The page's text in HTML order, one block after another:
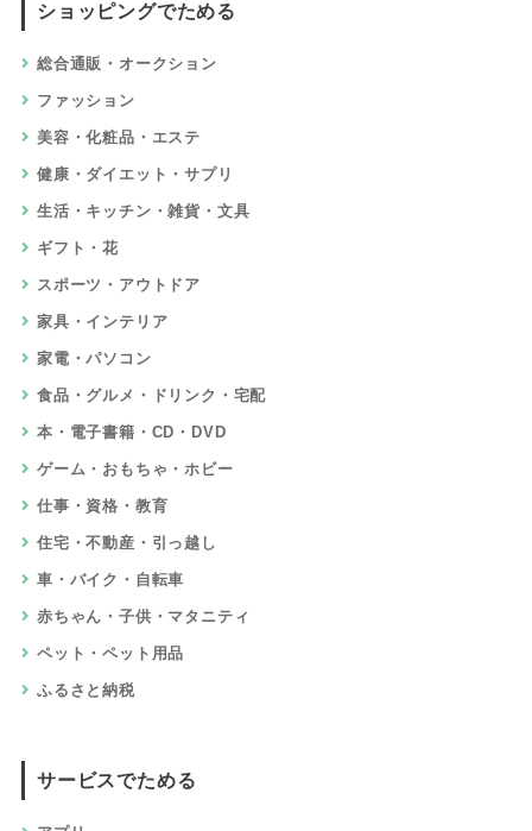
ショッピングでためる
総合通販・オークション
ファッション
美容・化粧品・エステ
健康・ダイエット・サプリ
生活・キッチン・雑貨・文具
ギフト・花
スポーツ・アウトドア
家具・インテリア
家電・パソコン
食品・グルメ・ドリンク・宅配
本・電子書籍・CD・DVD
ゲーム・おもちゃ・ホビー
仕事・資格・教育
住宅・不動産・引っ越し
車・バイク・自転車
赤ちゃん・子供・マタニティ
ペット・ペット用品
ふるさと納税
サービスでためる